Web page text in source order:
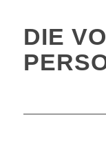
DIE